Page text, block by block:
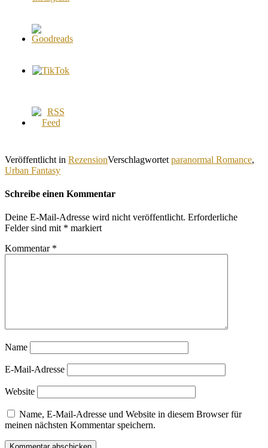
Veröffentlicht in RezensionVerschlagwortet paranormal Romance,
Urban Fantasy
Schreibe einen Kommentar
Deine E-Mail-Adresse wird nicht veröffentlicht. Erforderliche
Felder sind mit * markiert
Kommentar *
Name
E-Mail-Adresse
Website
Name, E-Mail-Adresse und Website in diesem Browser für
meinen nächsten Kommentar speichern.